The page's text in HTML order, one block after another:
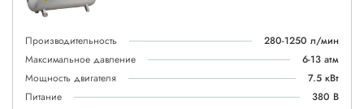
Производительность
280-1250 л/мин
Максимальное давление
6-13 атм
Мощность двигателя
7.5 кВт
Питание
380 В